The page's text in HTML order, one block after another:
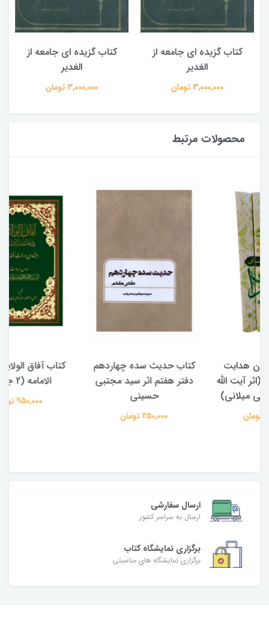
کتاب گزیده ای جامعه از
الغدیر
3,000,000 تومان
کتاب گزیده ای جامعه از
الغدیر
3,000,000 تومان
محصولات مرتبط
کتاب حدیث سده چهاردهم
دفتر هفتم اثر سید مجتبی
کتاب آفاق الولایه فی فقه
الامامه (2 جلدی)
ارسال سفارشی
ارسال به سراسر کشور
برگزاری نمایشگاه کتاب
برگزاری نمایشگاه های مناسبتی